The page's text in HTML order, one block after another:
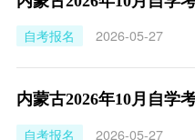
自考报名
2026-05-27
内蒙古2026年10月自学
自考报名
2026-05-27